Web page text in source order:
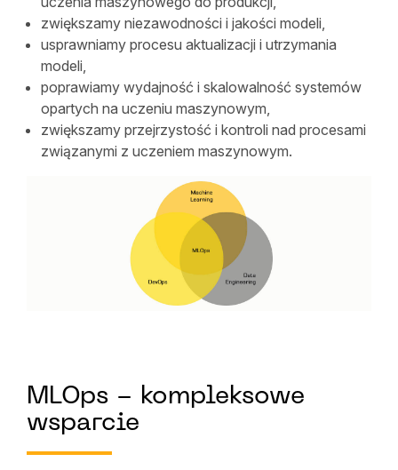
zwiększamy niezawodności i jakości modeli,
usprawniamy procesu aktualizacji i utrzymania
modeli,
poprawiamy wydajność i skalowalność systemów
opartych na uczeniu maszynowym,
zwiększamy przejrzystość i kontroli nad procesami
związanymi z uczeniem maszynowym.
MLOps - kompleksowe
wsparcie